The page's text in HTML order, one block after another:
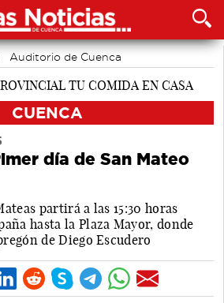
Auditorio de Cuenca
CUENCA
día de San Mateo
partirá a las 15:30 horas
hasta la Plaza Mayor, donde
de Diego Escudero